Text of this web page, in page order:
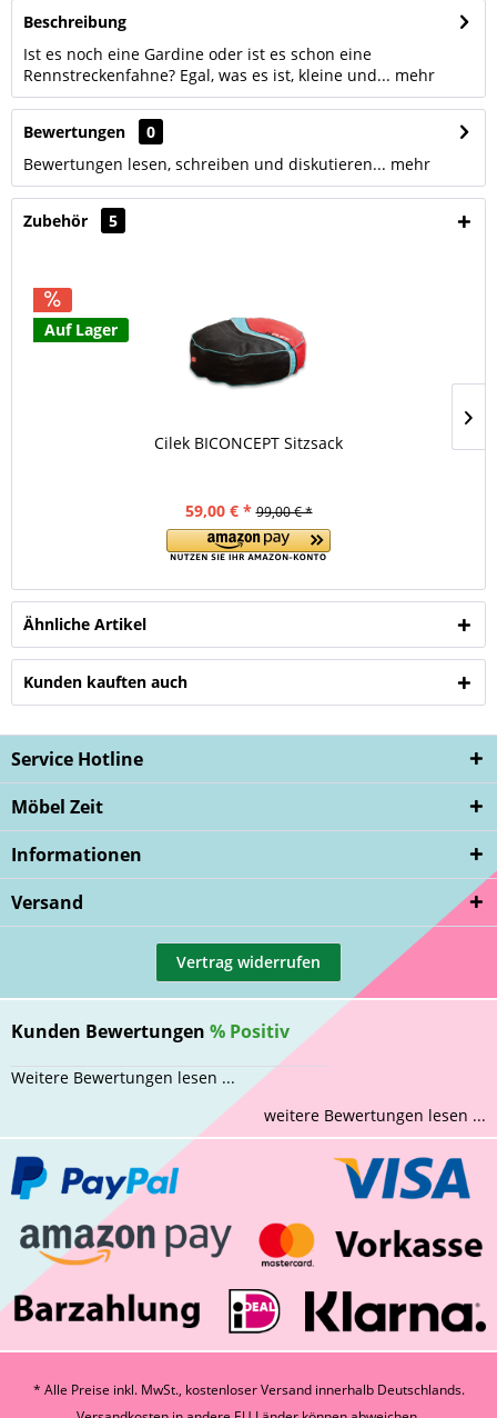
Beschreibung
Ist es noch eine Gardine oder ist es schon eine
Rennstreckenfahne? Egal, was es ist, kleine und... mehr
Bewertungen
0
Bewertungen lesen, schreiben und diskutieren... mehr
Zubehör 5
Auf Lager
Cilek BICONCEPT Sitzsack
59,00 € * 99,00 € *
Ähnliche Artikel
Kunden kauften auch
Service Hotline
Möbel Zeit
Informationen
Versand
Vertrag widerrufen
Kunden Bewertungen % Positiv
Weitere Bewertungen lesen ...
weitere Bewertungen lesen ...
* Alle Preise inkl. MwSt., kostenloser Versand innerhalb Deutschlands.